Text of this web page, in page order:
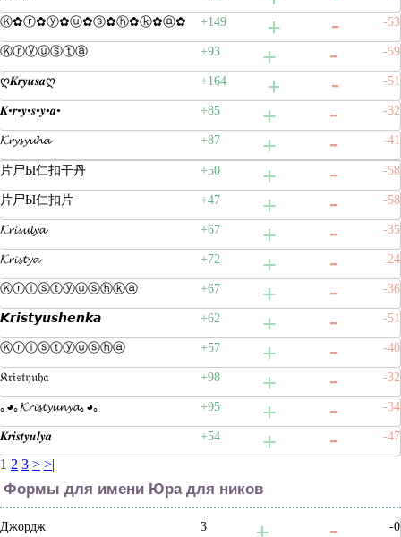
Ⓚ✿ⓡ✿ⓨ✿ⓤ✿ⓢ✿ⓗ✿ⓚ✿ⓐ✿ +149 -53
Ⓚⓡⓨⓤⓢⓣⓐ +93 -59
ღ𝑲𝒓𝒚𝒖𝒔𝒂ღ +164 -51
𝑲•𝒓•𝒚•𝒔•𝒚•𝒂• +85 -32
𝓚𝓻𝔂𝓼𝔂𝓾𝓱𝓪 +87 -41
片尸Ы仁扣干丹 +50 -58
片尸Ы仁扣片 +47 -58
𝓚𝓻𝓲𝓼𝓾𝓵𝔂𝓪 +67 -35
𝓚𝓻𝓲𝓼𝓽𝔂𝓪 +72 -24
Ⓚⓡⓘⓢⓣⓨⓤⓢⓗⓚⓐ +67 -36
𝙆𝙧𝙞𝙨𝙩𝙮𝙪𝙨𝙝𝙚𝙣𝙠𝙖 +62 -51
Ⓚⓡⓘⓢⓣⓨⓤⓢⓗⓐ +57 -40
𝔎𝔯𝔦𝔰𝔱𝔶𝔲𝔥𝔞 +98 -32
｡◕｡𝓚𝓻𝓲𝓼𝓽𝔂𝓾𝓷𝔂𝓪｡◕｡ +95 -34
𝑲𝒓𝒊𝒔𝒕𝒚𝒖𝒍𝒚𝒂 +54 -47
1 2 3 > >|
Формы для имени Юра для ников
Джордж 3 -0